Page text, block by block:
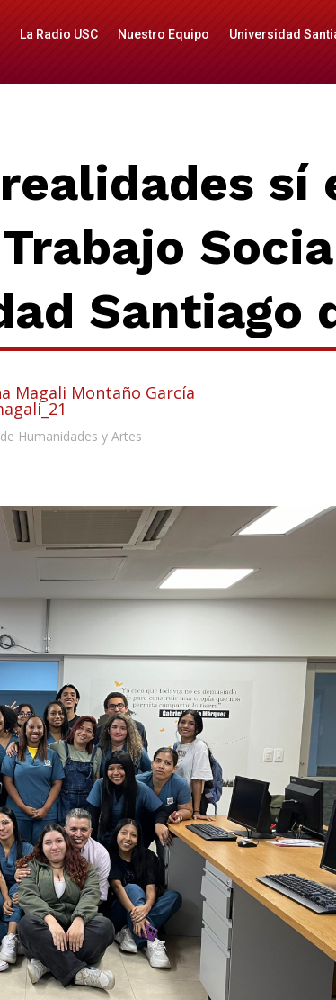
La Radio USC Nuestro Equipo Universidad
sí
Santiago
Magali Montaño García
Humanidades y Artes